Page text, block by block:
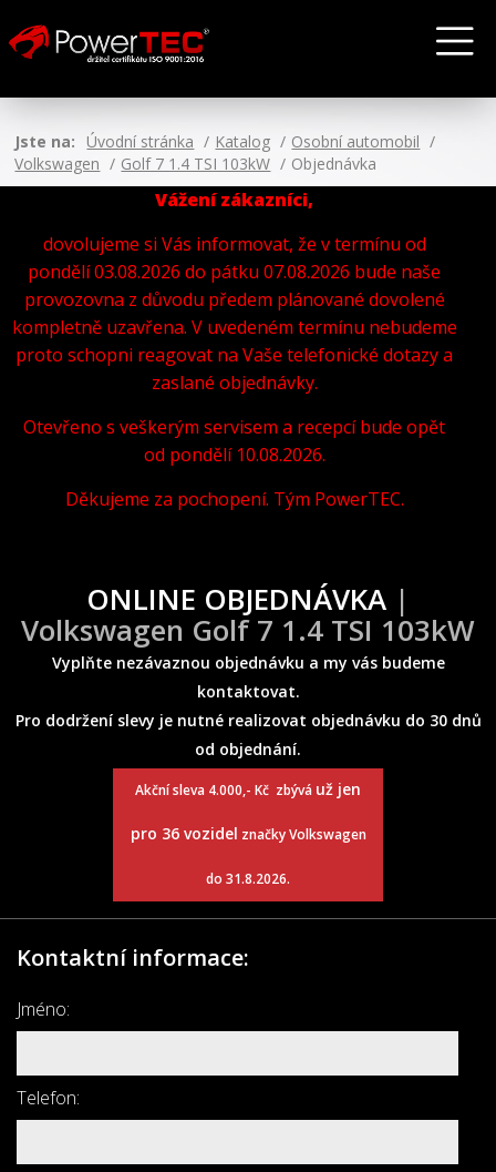
Jste na: Úvodní stránka Katalog
Osobní automobil
Volkswagen
Golf 7 1.4 TSI 103kW Objednávka
Vážení zákazníci,
dovolujeme si Vás informovat, že v termínu od
pondělí 03.08.2026 do pátku 07.08.2026 bude naše
provozovna z důvodu předem plánované dovolené
kompletně uzavřena. V uvedeném termínu nebudeme
proto schopni reagovat na Vaše telefonické dotazy a
zaslané objednávky.
Otevřeno s veškerým servisem a recepcí bude opět
od pondělí 10.08.2026.
Děkujeme za pochopení. Tým PowerTEC.
ONLINE OBJEDNÁVKA |
Volkswagen Golf 7 1.4 TSI 103kW
Vyplňte nezávaznou objednávku a my vás budeme
kontaktovat.
Pro dodržení slevy je nutné realizovat objednávku do 30 dnů
od objednání.
Akční sleva 4.000,- Kč zbývá už jen
pro 36 vozidel značky Volkswagen
do 31.8.2026.
Kontaktní informace:
Jméno:
Telefon: